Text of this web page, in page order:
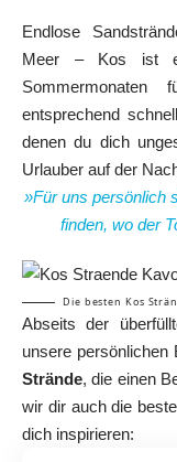
Endlose
Meer – Kos ist
entsprechend
denen du dich
Urlauber auf der
»Für uns persönlich
finden, wo der
Die besten Kos
Abseits der
unsere persönlichen
Strände, die einen
wir dir auch die
dich inspirieren: